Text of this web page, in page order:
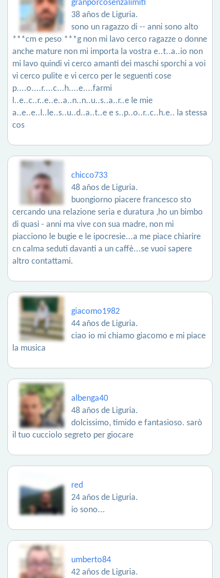
granporcosenzalimiti
38 años de Liguria.
sono un ragazzo di -- anni sono alto
***cm e peso ***g non mi lavo cerco ragazze o donne
anche mature non mi importa la vostra e..t..a..io non
mi lavo quindi vi cerco amanti dei maschi sporchi a voi
vi cerco pulite e vi cerco per le seguenti cose
p....o....r....c...h....e....farmi
l..e..c..r..e..e..a..n..n..u..s..a..r..e le mie
a..e..e..l..le..s..u..d..a..t..e e s..p..o..r..c..h.e.. la stessa
cos
chicco733
48 años de Liguria.
buongiorno piacere francesco sto
cercando una relazione seria e duratura ,ho un bimbo
di quasi - anni ma vive con sua madre, non mi
piacciono le bugie e le ipocresie...a me piace chiarire
cn calma seduti davanti a un caffè...se vuoi sapere
altro contattami.
giacomo1982
44 años de Liguria.
ciao io mi chiamo giacomo e mi piace
la musica
albenga40
48 años de Liguria.
dolcissimo, timido e fantasioso. sarò
il tuo cucciolo segreto per giocare
red
24 años de Liguria.
io sono...
umberto84
42 años de Liguria.